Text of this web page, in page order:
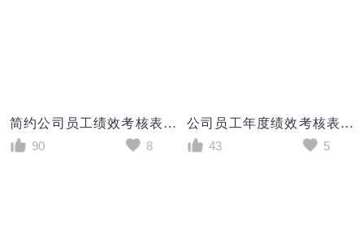
简约公司员工绩效考核表excel模板
90
8
公司员工年度绩效考核表excel模板
43
5